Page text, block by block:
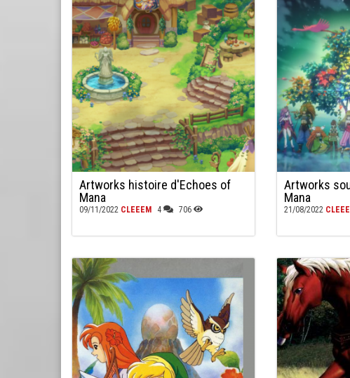
Artworks histoire d'Echoes of
Mana
09/11/2022 CLEEEM 4 706
Artworks
Mana
21/08/2022